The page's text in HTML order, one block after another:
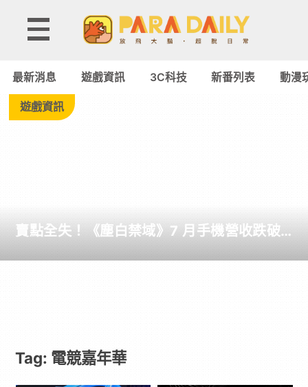
Tag:
競
華
-
遊
最新消息 遊戲資訊 3C科技 新番列表 動漫
遊戲資訊
賣點全失！《塵白禁域》7 月手機營收跌破
Tag: 電競嘉年華